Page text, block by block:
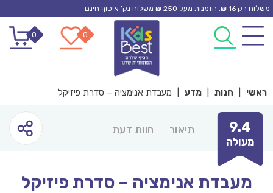
Skip
content
משלוח רק 16 ₪. הזמנות מעל 250 ₪ משלוח נק’ איסוף חינם
0
0
ראשי חנות מדע מעבדת אנימציה – סדרת פיזיקל
9.4
מעולה
תיאור חוות דעת
מעבדת אנימציה – סדרת פיזיקל